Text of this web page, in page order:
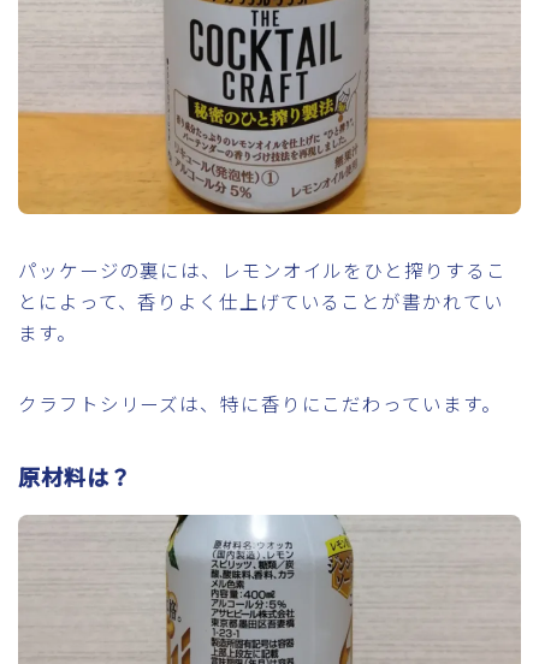
パッケージの裏には、レモンオイルをひと搾りするこ
とによって、香りよく仕上げていることが書かれてい
ます。
クラフトシリーズは、特に香りにこだわっています。
原材料は？